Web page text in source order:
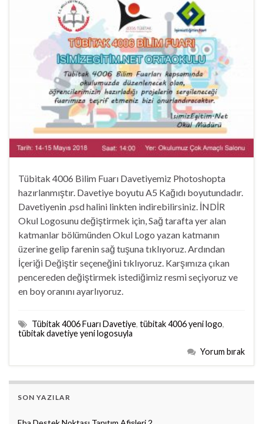
Tübitak 4006 Bilim Fuarı Davetiyemiz Photoshopta
hazırlanmıştır. Davetiye boyutu A5 Kağıdı boyutundadır.
Davetiyenin .psd halini linkten indirebilirsiniz. İNDİR
Okul Logosunu değiştirmek için, Sağ tarafta yer alan
katmanlar bölümünden Okul Logo yazan katmanın
üzerine gelip farenin sağ tuşuna tıklıyoruz. Ardından
İçeriği Değiştir seçeneğini tıklıyoruz. Karşımıza çıkan
pencereden değiştirmek istediğimiz resmi seçiyoruz ve
en boy oranını ayarlıyoruz.
Tübitak 4006 Fuarı Davetiye, tübitak 4006 yeni logo,
tübitak davetiye yeni logosuyla
Yorum bırak
SON YAZILAR